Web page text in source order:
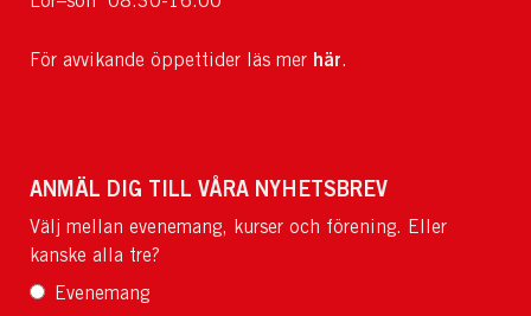
För avvikande öppettider läs mer här.
ANMÄL DIG TILL VÅRA NYHETSBREV
Välj mellan evenemang, kurser och förening. Eller
kanske alla tre?
Evenemang